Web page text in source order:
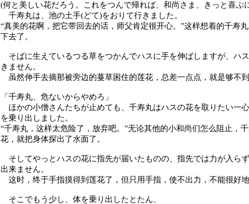
(何と美しい花だろう。これをつんで帰れば、和尚さま、きっと喜ぶ
千寿丸は、池の土手(どて)をおりて行きました。
“真美的花啊，把它带回去的话，师父肯定很开心。”这样想着的千寿
下去了。
そばに生えているつる草をつかんでハスに手を伸ばしますが、ハ
きません。
虽然伸手去摘那被旁边的蔓草困住的莲花，总差一点点，就是够不到
「千寿丸、危ないからやめろ」
ほかの小僧さんたちが止めても、千寿丸はハスの花を取りたい一
を乗り出しました。
“千寿丸，这样太危险了，放弃吧。”无论其他的小和尚们怎么阻止，
花，就把身体探出了水面了。
そしてやっとハスの花に指先が届いたものの、指先では力が入ら
出来ません。
这时，终于手指摸得到莲花了，但只用手指，使不出力，不能很好地
そこでもう少し、体を乗り出したとたん、